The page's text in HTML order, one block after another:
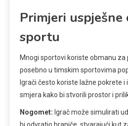
Primjeri uspješne
sportu
Mnogi sportovi koriste obmanu za
posebno u timskim sportovima
Igrači često koriste lažne pokrete
smjera kako bi stvorili prostor i
Nogomet: Igrač može simulirati